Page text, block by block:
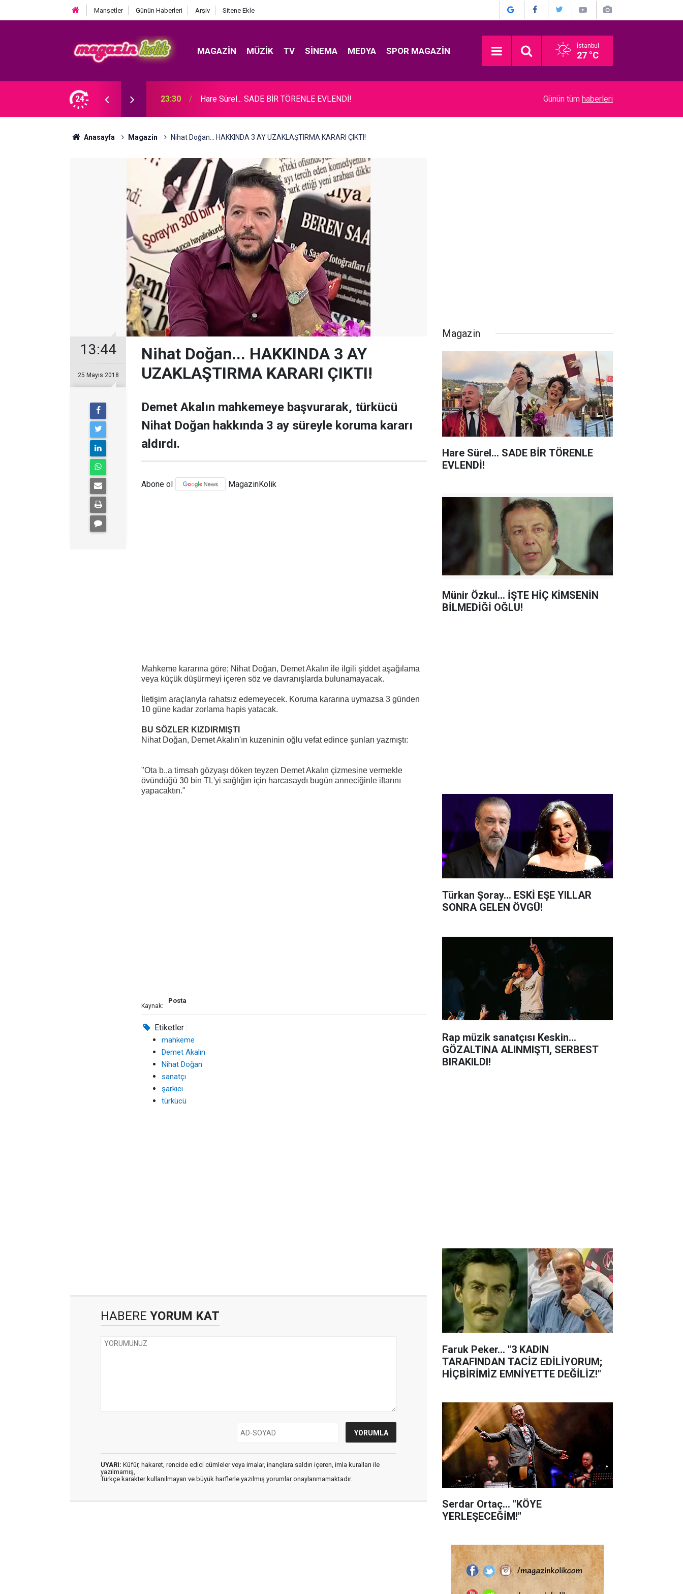
Manşetler Günün Haberleri Arşiv Sitene Ekle
MAGAZIN MÜZIK TV SINEMA MEDYA SPOR MAGAZIN İstanbul
27 °C
24
Bayraşa... SÜRPRİZ İŞ BİRLİĞİ! 23:30 Hare Sürel... SADE BİR TÖRENLE EVLENDİ! Münir Özkul... İŞTE HİÇ KİMSENİN BİLMEDİĞİ
Günün tüm haberleri
Anasayfa Magazin Nihat Doğan... HAKKINDA 3 AY UZAKLAŞTIRMA KARARI ÇIKTI!
13:44
25 Mayıs 2018
Nihat Doğan... HAKKINDA 3 AY
UZAKLAŞTIRMA KARARI ÇIKTI!
Demet Akalın mahkemeye başvurarak, türkücü
Nihat Doğan hakkında 3 ay süreyle koruma kararı
aldırdı.
Abone ol MagazinKolik
Mahkeme kararına göre; Nihat Doğan, Demet Akalın ile ilgili şiddet aşağılama
veya küçük düşürmeyi içeren söz ve davranışlarda bulunamayacak.
İletişim araçlarıyla rahatsız edemeyecek. Koruma kararına uymazsa 3 günden
10 güne kadar zorlama hapis yatacak.
BU SÖZLER KIZDIRMIŞTI
Nihat Doğan, Demet Akalın'ın kuzeninin oğlu vefat edince şunları yazmıştı:
"Ota b..a timsah gözyaşı döken teyzen Demet Akalın çizmesine vermekle
övündüğü 30 bin TL'yi sağlığın için harcasaydı bugün anneciğinle iftarını
yapacaktın."
Kaynak:
Posta
Etiketler :
mahkeme
Demet Akalın
Nihat Doğan
sanatçı
şarkıcı
türkücü
HABERE YORUM KAT
UYARI: Küfür, hakaret, rencide edici cümleler veya imalar, inançlara saldırı içeren, imla kuralları ile
yazılmamış,
Türkçe karakter kullanılmayan ve büyük harflerle yazılmış yorumlar onaylanmamaktadır.
Magazin
Hare Sürel... SADE BİR TÖRENLE
EVLENDİ!
Münir Özkul... İŞTE HİÇ KİMSENİN
BİLMEDİĞİ OĞLU!
Türkan Şoray... ESKİ EŞE YILLAR
SONRA GELEN ÖVGÜ!
Rap müzik sanatçısı Keskin...
GÖZALTINA ALINMIŞTI, SERBEST
BIRAKILDI!
Faruk Peker... "3 KADIN
TARAFINDAN TACİZ EDİLİYORUM;
HİÇBİRİMİZ EMNİYETTE DEĞİLİZ!"
Serdar Ortaç... "KÖYE
YERLEŞECEĞİM!"